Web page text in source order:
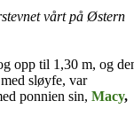
vårt på Østern
opp til 1,30 m, og
sløyfe, var
ponnien sin, Macy,